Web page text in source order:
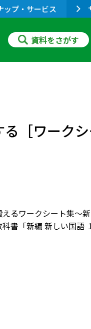
ップ・サービス
資料をさがす
［ワークシ
るワークシート集
書「新編 新しい国